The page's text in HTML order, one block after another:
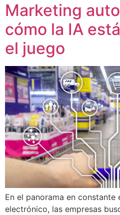
Marketing
cómo la IA
el juego
En el panorama en
electrónico, las empresas